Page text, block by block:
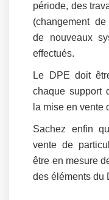
période, des
(changement
de nouveaux
effectués.
Le DPE doit
chaque support
la mise en vente
Sachez enfin
vente de
être en mesure
des éléments du